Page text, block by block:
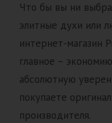
Что бы вы ни
элитные духи или
интернет-магазин
главное –
абсолютную
покупаете
производителя.